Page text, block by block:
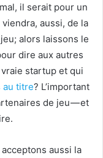
il serait pour un
aussi, de la
alors laissons le
dire aux autres
startup et qui
au titre? L’important
de jeu — et
aussi la